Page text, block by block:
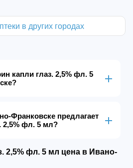
в других городах
капли глаз. 2,5% фл. 5
Франковске предлагает
2,5% фл. 5 мл?
2,5% фл. 5 мл цена в Ивано-